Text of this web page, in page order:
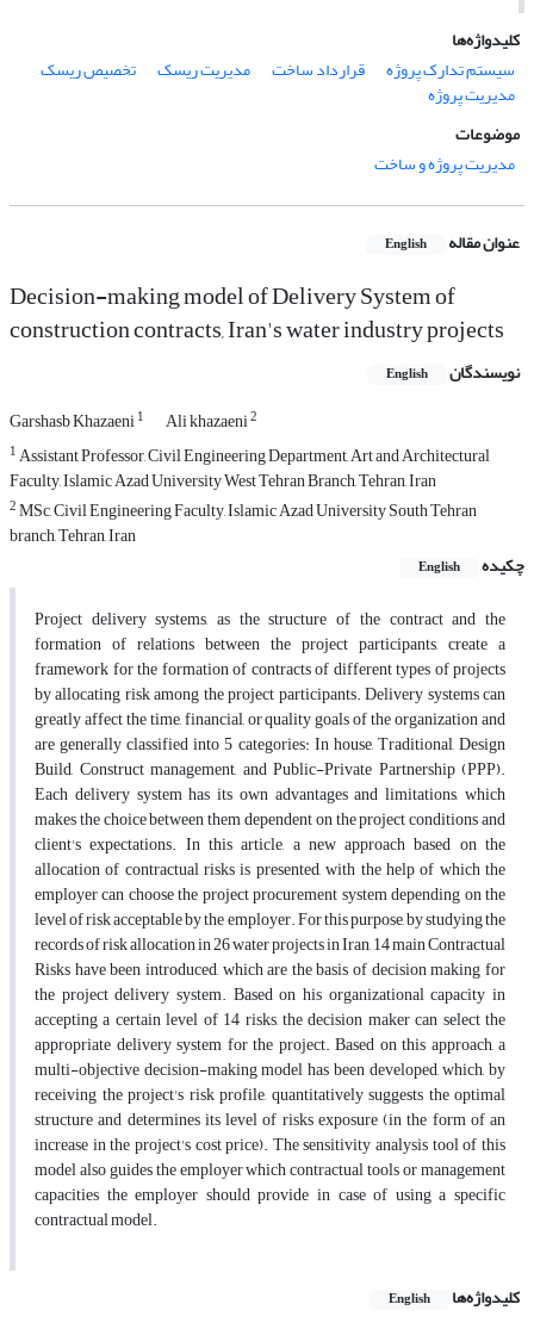
کلیدواژه‌ها
سیستم تدارک پروژه
قرارداد ساخت مدیریت ریسک تخصیص ریسک
مدیریت پروژه
موضوعات
مدیریت پروژه و ساخت
عنوان مقاله English
Decision-making model of Delivery ‎System of
construction ‎contracts, Iran's water industry ‎projects
نویسندگان English
Garshasb Khazaeni1 Ali khazaeni2
1Assistant Professor, Civil Engineering Department, Art and Architectural
Faculty, Islamic Azad University West Tehran Branch, Tehran, Iran
2MSc, Civil Engineering Faculty, Islamic Azad University South Tehran
branch, Tehran, Iran
چکیده
English
Project delivery systems, as the structure of the contract and the
formation ‎of relations between the project ‎participants, create a
framework for the ‎formation of contracts of different types of projects
by allocating risk ‎‎among the project participants. Delivery systems can
greatly affect the ‎time, financial, or quality goals of the ‎organization and
are generally ‎classified into 5 categories: In house, Traditional, Design
Build, Construct ‎‎management, and Public-Private Partnership (PPP).
Each delivery system ‎has its own advantages and limitations, ‎which
makes the choice between ‎them dependent on the project conditions and
client's expectations. In this ‎article, ‎a new approach based on the
allocation of contractual risks is ‎presented, with the help of which the
employer can ‎choose the project ‎procurement system depending on the
level of risk acceptable by the ‎employer. For this purpose, ‎by studying the
records of risk allocation in ‎‎26 water projects in Iran, 14 main Contractual
Risks have been ‎‎introduced, which are the basis of decision making for
the project delivery ‎system. Based on his organizational ‎capacity in
accepting a certain level ‎of 14 risks, the decision maker can select the
appropriate delivery system ‎for ‎the project. Based on this approach, a
multi-objective decision-making ‎model has been developed, which, by
‎receiving the project's risk profile, ‎quantitatively suggests the optimal
structure and determines its level of ‎risks ‎exposure (in the form of an
increase in the project's cost price). The ‎sensitivity analysis tool of this
model also ‎guides the employer which ‎contractual tools or management
capacities the employer should provide ‎in case of ‎using a specific
contractual model.‎
کلیدواژه‌ها English